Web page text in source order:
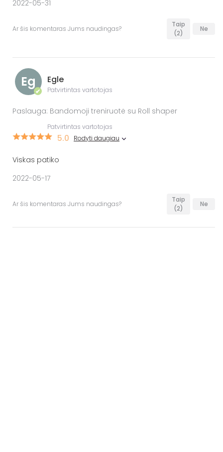
2022-05-31
Ar šis komentaras Jums naudingas?
Taip
(2)
Ne
Eg
✔
Egle
Patvirtintas vartotojas
Paslauga: Bandomoji treniruotė su Roll shaper
Patvirtintas vartotojas
5.0 Rodyti daugiau
Viskas patiko
2022-05-17
Ar šis komentaras Jums naudingas?
Taip
(2)
Ne